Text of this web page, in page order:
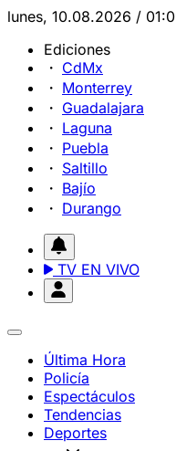
lunes, 10.08.2026 /
Ediciones
CdMx
Monterrey
Guadalajara
Laguna
Puebla
Saltillo
Bajío
Durango
TV EN VIVO
Última Hora
Policía
Espectáculos
Tendencias
Deportes